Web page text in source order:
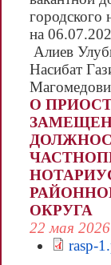
городского
на
Алиев
Насибат
О
ОКРУГА
22 мая 2026
rasp-